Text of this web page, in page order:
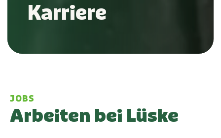
Karriere
JOBS
Arbeiten bei Lüske